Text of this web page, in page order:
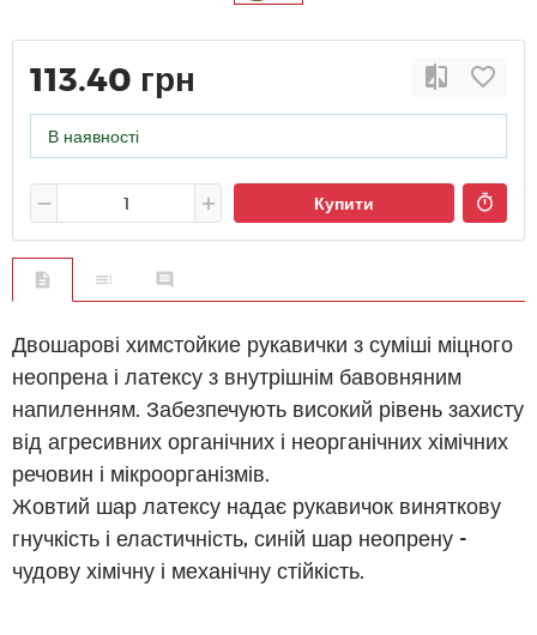
113.40 грн
В наявності
Купити
Двошарові химстойкие рукавички з суміші міцного
неопрена і латексу з внутрішнім бавовняним
напиленням. Забезпечують високий рівень захисту
від агресивних органічних і неорганічних хімічних
речовин і мікроорганізмів.
Жовтий шар латексу надає рукавичок виняткову
гнучкість і еластичність, синій шар неопрену -
чудову хімічну і механічну стійкість.